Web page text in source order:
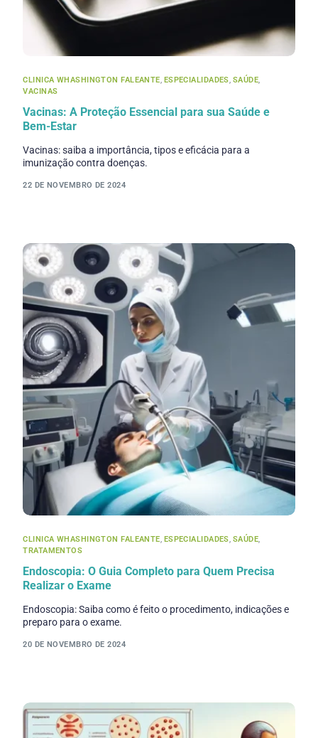
CLINICA WHASHINGTON FALEANTE, ESPECIALIDADES, SAÚDE,
VACINAS
Vacinas: A Proteção Essencial para sua Saúde e
Bem-Estar
Vacinas: saiba a importância, tipos e eficácia para a
imunização contra doenças.
22 DE NOVEMBRO DE 2024
CLINICA WHASHINGTON FALEANTE, ESPECIALIDADES, SAÚDE,
TRATAMENTOS
Endoscopia: O Guia Completo para Quem Precisa
Realizar o Exame
Endoscopia: Saiba como é feito o procedimento, indicações e
preparo para o exame.
20 DE NOVEMBRO DE 2024